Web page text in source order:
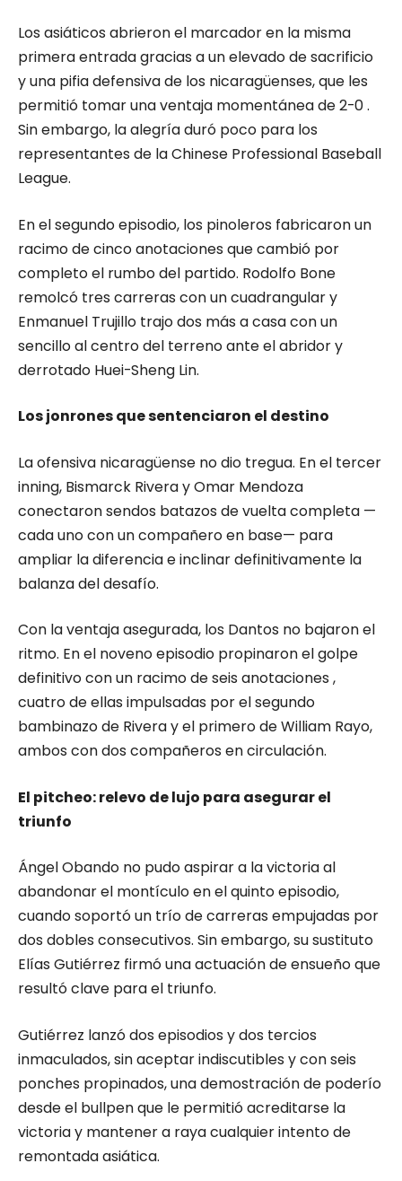
Los asiáticos abrieron el marcador en la misma
primera entrada gracias a un elevado de sacrificio
y una pifia defensiva de los nicaragüenses, que les
permitió tomar una ventaja momentánea de 2-0 .
Sin embargo, la alegría duró poco para los
representantes de la Chinese Professional Baseball
League.
En el segundo episodio, los pinoleros fabricaron un
racimo de cinco anotaciones que cambió por
completo el rumbo del partido. Rodolfo Bone
remolcó tres carreras con un cuadrangular y
Enmanuel Trujillo trajo dos más a casa con un
sencillo al centro del terreno ante el abridor y
derrotado Huei-Sheng Lin.
Los jonrones que sentenciaron el destino
La ofensiva nicaragüense no dio tregua. En el tercer
inning, Bismarck Rivera y Omar Mendoza
conectaron sendos batazos de vuelta completa —
cada uno con un compañero en base— para
ampliar la diferencia e inclinar definitivamente la
balanza del desafío.
Con la ventaja asegurada, los Dantos no bajaron el
ritmo. En el noveno episodio propinaron el golpe
definitivo con un racimo de seis anotaciones ,
cuatro de ellas impulsadas por el segundo
bambinazo de Rivera y el primero de William Rayo,
ambos con dos compañeros en circulación.
El pitcheo: relevo de lujo para asegurar el
triunfo
Ángel Obando no pudo aspirar a la victoria al
abandonar el montículo en el quinto episodio,
cuando soportó un trío de carreras empujadas por
dos dobles consecutivos. Sin embargo, su sustituto
Elías Gutiérrez firmó una actuación de ensueño que
resultó clave para el triunfo.
Gutiérrez lanzó dos episodios y dos tercios
inmaculados, sin aceptar indiscutibles y con seis
ponches propinados, una demostración de poderío
desde el bullpen que le permitió acreditarse la
victoria y mantener a raya cualquier intento de
remontada asiática.